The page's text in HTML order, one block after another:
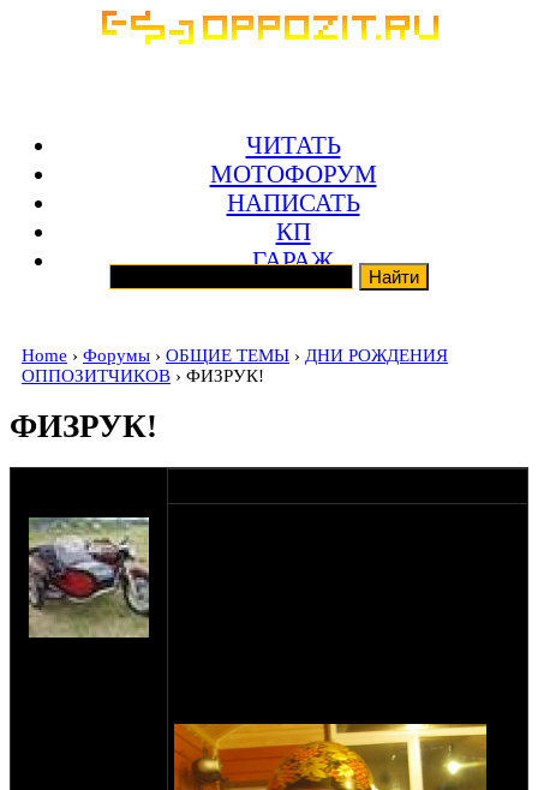
ЧИТАТЬ
МОТОФОРУМ
НАПИСАТЬ
КП
ГАРАЖ
Home › Форумы › ОБЩИЕ ТЕМЫ › ДНИ РОЖДЕНИЯ
ОППОЗИТЧИКОВ › ФИЗРУК!
ФИЗРУК!